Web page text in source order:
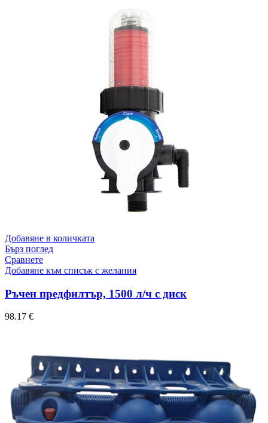
Добавяне в количката
Бърз поглед
Сравнете
Добавяне към списък с желания
Ръчен предфилтър, 1500 л/ч с диск
98.17 €